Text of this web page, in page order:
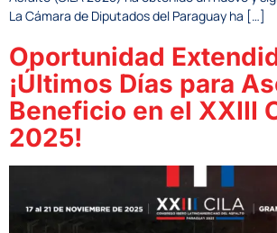
La Cámara de Diputados del Paraguay ha […]
Oportunidad
¡Últimos Días para
Beneficio en el XXIII
2025!